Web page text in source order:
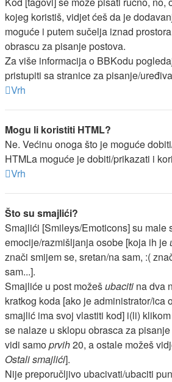
kojeg koristiš, vidjet ćeš da je
moguće i putem sučelja iznad
obrascu za pisanje postova.
Za više informacija o BBKodu
pristupiti sa stranice za pisanje/
Vrh
Mogu li koristiti HTML?
Ne. Većinu onoga što je moguće
HTMLa moguće je dobiti/prikazati i
Vrh
Što su smajlići?
Smajlići [Smileys/Emoticons] su male
emocije/razmišljanja osobe [koja ih je
znači smijem se, sretan/na sam, :(
sam...].
Smajliće u post možešubaciti na dva
kratkog koda [ako je administrator/ica
smajlić ima svoj vlastiti kod] i(li)
se nalaze u sklopu obrasca za
vidi samoprvih20, a ostale možeš
Ostali smajlići].
Nije preporučljivo ubacivati/ubaciti